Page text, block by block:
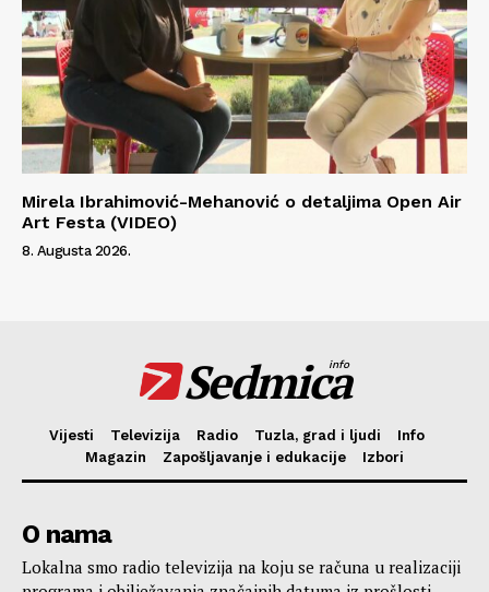
Mirela Ibrahimović-Mehanović o detaljima Open Air
Art Festa (VIDEO)
8. Augusta 2026.
Sedmica
info
Vijesti Televizija Radio Tuzla, grad i ljudi
Info
Magazin
Zapošljavanje i edukacije Izbori
O nama
Lokalna smo radio televizija na koju se računa u realizaciji